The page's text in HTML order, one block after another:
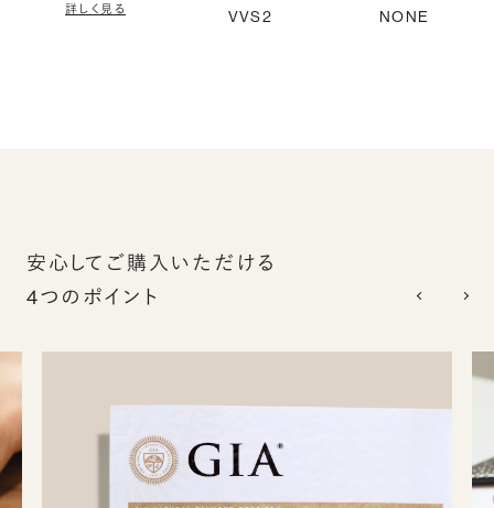
詳しく見る VVS2 NONE
安心してご購入いただける
4つのポイント